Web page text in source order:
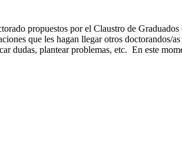
propuestos por el Claustro de
que les hagan llegar otros doctorandos/
dudas, plantear problemas, etc. En este